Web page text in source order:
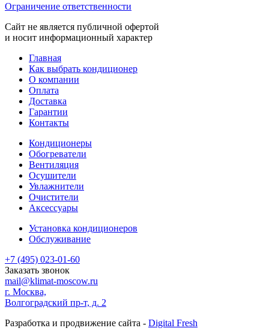
Ограничение ответственности
Сайт не является публичной офертой
и носит информационный характер
Главная
Как выбрать кондиционер
О компании
Оплата
Доставка
Гарантии
Контакты
Кондиционеры
Обогреватели
Вентиляция
Осушители
Увлажнители
Очистители
Аксессуары
Установка кондиционеров
Обслуживание
+7 (495) 023-01-60
Заказать звонок
mail@klimat-moscow.ru
г. Москва,
Волгоградский пр-т, д. 2
Разработка и продвижение сайта - Digital Fresh